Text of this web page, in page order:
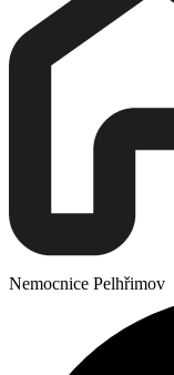
Nemocnice Pelhřimov